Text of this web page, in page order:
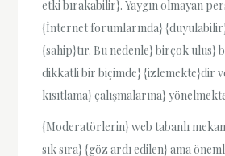
etki bırakabilir}. Yaygın olmayan
{İnternet forumlarında}
{sahip}tır. Bu nedenle} birçok ulus}
dikkatli bir biçimde} {izlemekte}dir
kısıtlama} çalışmalarına}
{Moderatörlerin} web tabanlı
sık sıra} {göz ardı edilen} ama